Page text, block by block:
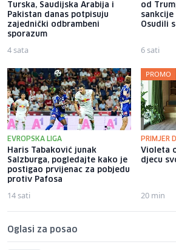
Turska, Saudijska Arabija i
Pakistan danas potpisuju
zajednički odbrambeni
sporazum
4 sata
od
sankcije
Osudili
6 sati
EVROPSKA LIGA
Haris Tabaković junak
Salzburga, pogledajte kako je
postigao prvijenac za pobjedu
protiv Pafosa
14 sati
PROMO
PRIMJER
Violeta
djecu
20 min
Oglasi za posao